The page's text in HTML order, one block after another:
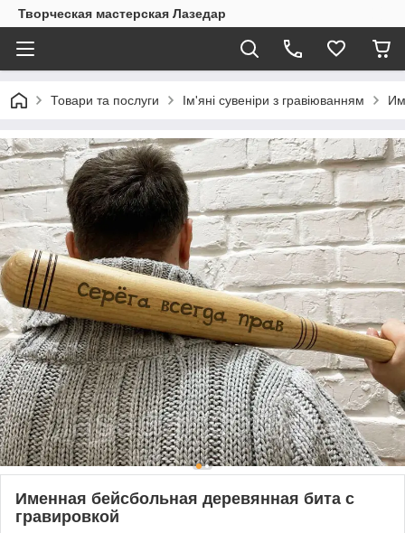
Творческая мастерская Лазедар
Товари та послуги Ім'яні сувеніри з гравіюванням
Именная бейсбольная деревянная бита с
гравировкой